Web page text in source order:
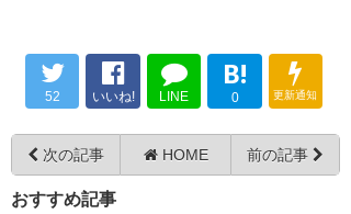
監督いらっしゃいませええええ
えええっ！！ ☆*:.｡. o(≧▽≦)o
.｡.:*☆ >RT #フュービック #コ
リフレッシュ #北野…
https://t.co/pVcza7Koxv
(BOINGxxBAGGIES)2018, 1月
19
相模原で成岡さんと西ケ谷さん
満を持しての発表！ 3ヶ年契約
とかにしててほしいなぁ。じっ
くり腰を据えてやってほしい！
52 いいね! LINE
B!
0 更新通知
次の記事 HOME 前の記事
おすすめ記事